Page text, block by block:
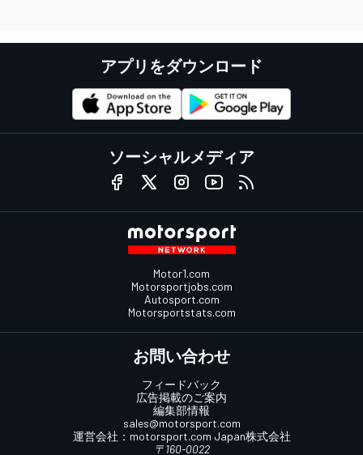
アプリをダウンロード
ソーシャルメディア
Motor1.com
Motorsportjobs.com
Autosport.com
Motorsportstats.com
お問い合わせ
フィードバック
広告掲載のご案内
編集部情報
sales@motorsport.com
運営会社： motorsport.com Japan株式会社
〒160-0022